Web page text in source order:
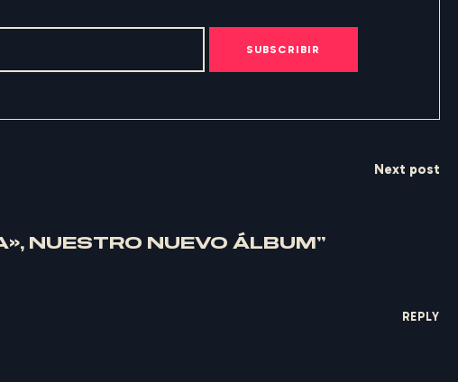
SUBSCRIBIR
Next post
NUESTRO NUEVO ÁLBUM”
REPLY